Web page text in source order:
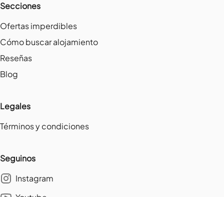
Secciones
Ofertas imperdibles
Cómo buscar alojamiento
Reseñas
Blog
Legales
Términos y condiciones
Seguinos
Instagram